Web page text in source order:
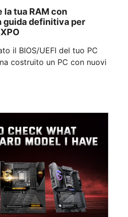
la tua RAM con
guida definitiva per
il BIOS/UEFI del tuo PC
costruito un PC con nuovi